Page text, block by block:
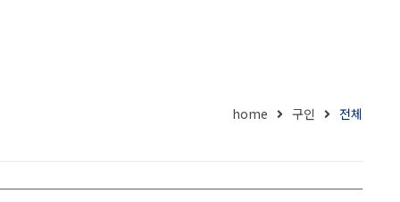
home 구인 전체